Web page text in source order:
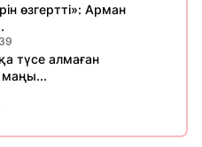
өзгертті»: Арман
түсе алмаған
маңы...